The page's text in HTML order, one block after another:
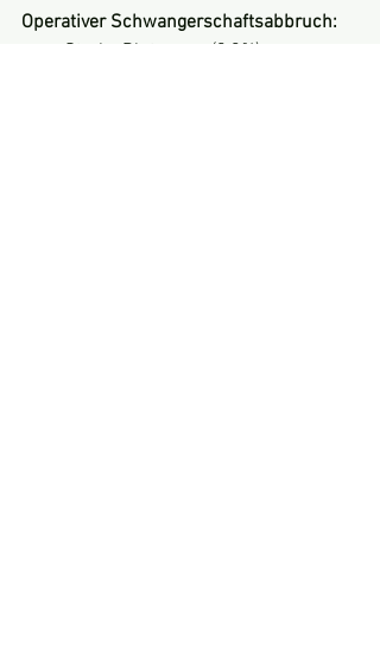
Operativer Schwangerschaftsabbruch:
Starke Blutungen (0,2%)